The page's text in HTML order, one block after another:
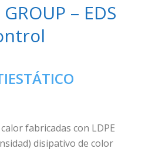
– EDS
fabricadas con LDPE
disipativo de color